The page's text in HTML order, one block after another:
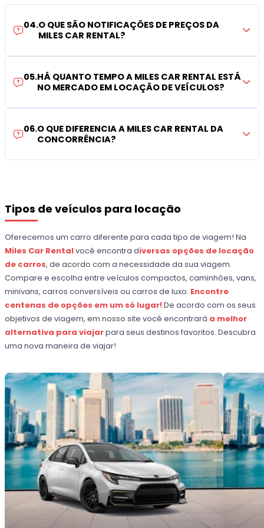
04.O QUE SÃO NOTIFICAÇÕES DE PREÇOS DA
MILES CAR RENTAL?
05.HÁ QUANTO TEMPO A MILES CAR RENTAL ESTÁ
NO MERCADO EM LOCAÇÃO DE VEÍCULOS?
06.O QUE DIFERENCIA A MILES CAR RENTAL DA
CONCORRÊNCIA?
Tipos de veículos para locação
Oferecemos um carro diferente para cada tipo de viagem! Na
Miles Car Rentalvocê encontra diversas opções de locação
de carros, de acordo com a necessidade da sua viagem.
Compare e escolha entre veículos compactos, caminhões, vans,
minivans, carros conversíveis ou carros de luxo. Encontre
centenas de opções em um só lugar!De acordo com os seus
objetivos de viagem, em nosso site você encontrará a melhor
alternativa para viajarpara seus destinos favoritos. Descubra
uma nova maneira de viajar!